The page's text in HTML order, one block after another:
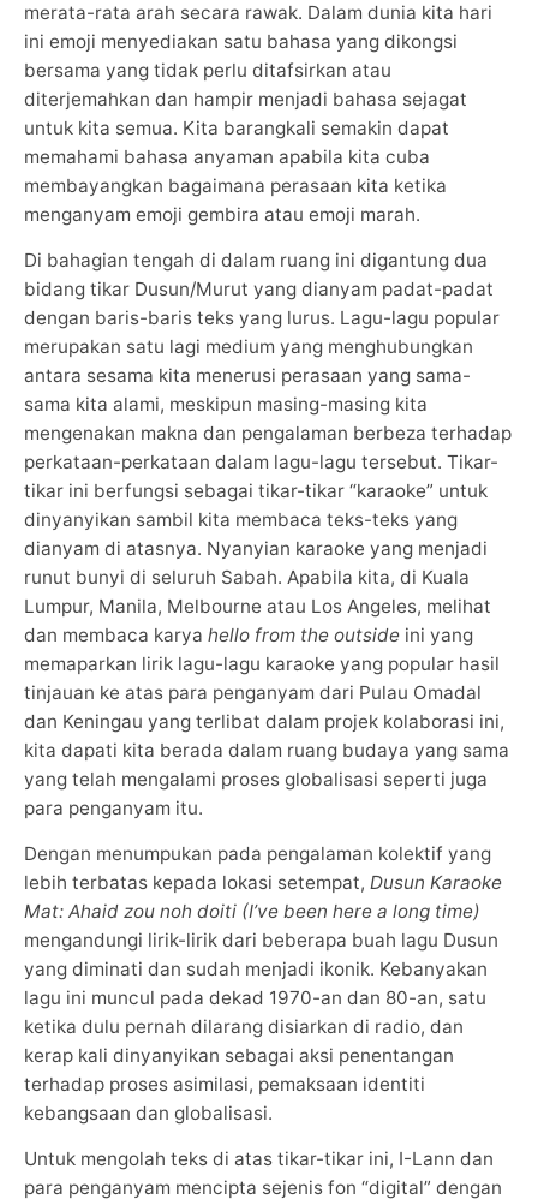
merata-rata arah secara rawak. Dalam dunia kita hari
ini emoji menyediakan satu bahasa yang dikongsi
bersama yang tidak perlu ditafsirkan atau
diterjemahkan dan hampir menjadi bahasa sejagat
untuk kita semua. Kita barangkali semakin dapat
memahami bahasa anyaman apabila kita cuba
membayangkan bagaimana perasaan kita ketika
menganyam emoji gembira atau emoji marah.
Di bahagian tengah di dalam ruang ini digantung dua
bidang tikar Dusun/Murut yang dianyam padat-padat
dengan baris-baris teks yang lurus. Lagu-lagu popular
merupakan satu lagi medium yang menghubungkan
antara sesama kita menerusi perasaan yang sama-
sama kita alami, meskipun masing-masing kita
mengenakan makna dan pengalaman berbeza terhadap
perkataan-perkataan dalam lagu-lagu tersebut. Tikar-
tikar ini berfungsi sebagai tikar-tikar “karaoke” untuk
dinyanyikan sambil kita membaca teks-teks yang
dianyam di atasnya. Nyanyian karaoke yang menjadi
runut bunyi di seluruh Sabah. Apabila kita, di Kuala
Lumpur, Manila, Melbourne atau Los Angeles, melihat
dan membaca karya hello from the outside ini yang
memaparkan lirik lagu-lagu karaoke yang popular hasil
tinjauan ke atas para penganyam dari Pulau Omadal
dan Keningau yang terlibat dalam projek kolaborasi ini,
kita dapati kita berada dalam ruang budaya yang sama
yang telah mengalami proses globalisasi seperti juga
para penganyam itu.
Dengan menumpukan pada pengalaman kolektif yang
lebih terbatas kepada lokasi setempat, Dusun Karaoke
Mat: Ahaid zou noh doiti (I’ve been here a long time)
mengandungi lirik-lirik dari beberapa buah lagu Dusun
yang diminati dan sudah menjadi ikonik. Kebanyakan
lagu ini muncul pada dekad 1970-an dan 80-an, satu
ketika dulu pernah dilarang disiarkan di radio, dan
kerap kali dinyanyikan sebagai aksi penentangan
terhadap proses asimilasi, pemaksaan identiti
kebangsaan dan globalisasi.
Untuk mengolah teks di atas tikar-tikar ini, I-Lann dan
para penganyam mencipta sejenis fon “digital” dengan